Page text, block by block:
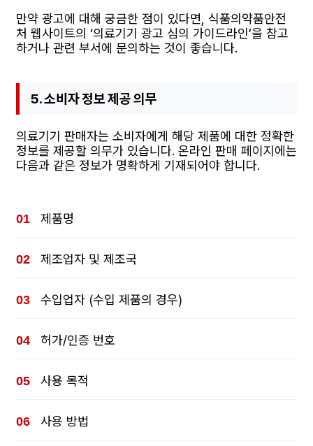
만약 광고에 대해 궁금한 점이 있다면, 식품의약품안전
처 웹사이트의 ‘의료기기 광고 심의 가이드라인’을 참고
하거나 관련 부서에 문의하는 것이 좋습니다.
5. 소비자 정보 제공 의무
의료기기 판매자는 소비자에게 해당 제품에 대한 정확한
정보를 제공할 의무가 있습니다. 온라인 판매 페이지에는
다음과 같은 정보가 명확하게 기재되어야 합니다.
제품명
제조업자 및 제조국
수입업자 (수입 제품의 경우)
허가/인증 번호
사용 목적
사용 방법